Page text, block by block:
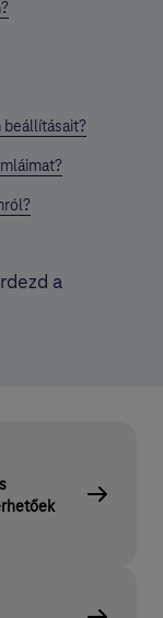
beállításait?
a